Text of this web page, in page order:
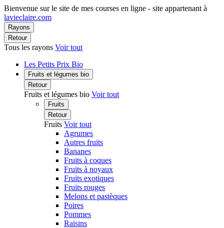
Bienvenue sur le site de mes courses en ligne - site appartenant à
lavieclaire.com
Rayons
Retour
Tous les rayons Voir tout
Les Petits Prix Bio
Fruits et légumes bio
Retour
Fruits et légumes bio Voir tout
Fruits
Retour
Fruits Voir tout
Agrumes
Autres fruits
Bananes
Fruits à coques
Fruits à noyaux
Fruits exotiques
Fruits rouges
Melons et pastèques
Poires
Pommes
Raisins